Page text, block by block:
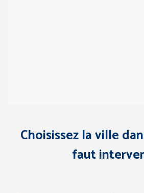
Choisissez la ville
faut